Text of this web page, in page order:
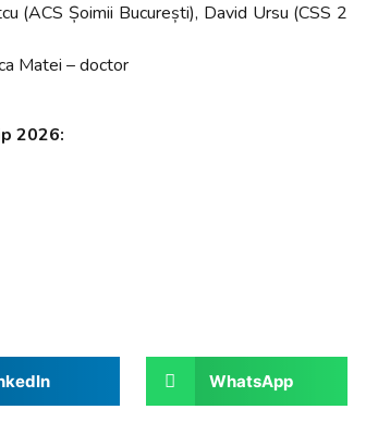
(ACS Șoimii București), David Ursu (CSS 2
Matei – doctor
2026:
WhatsApp